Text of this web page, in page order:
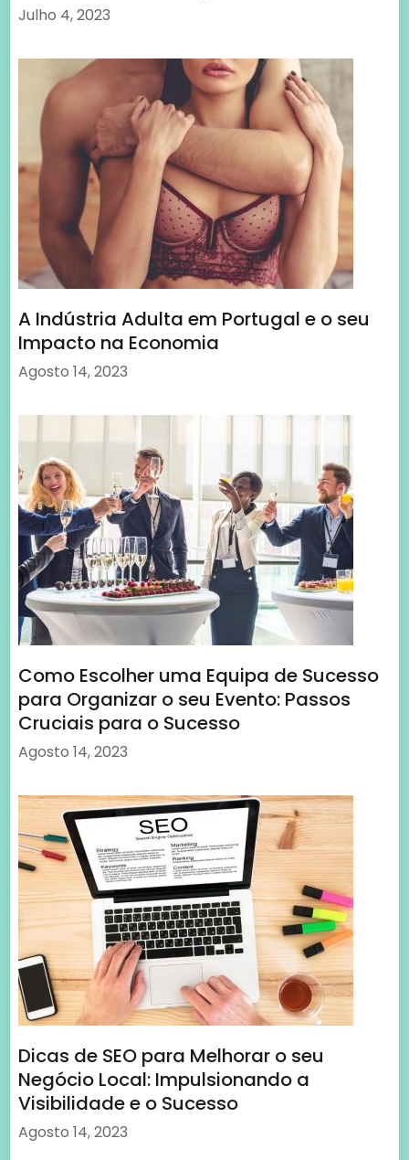
Julho 4, 2023
A Indústria Adulta em Portugal e o seu
Impacto na Economia
Agosto 14, 2023
Como Escolher uma Equipa de Sucesso
para Organizar o seu Evento: Passos
Cruciais para o Sucesso
Agosto 14, 2023
Dicas de SEO para Melhorar o seu
Negócio Local: Impulsionando a
Visibilidade e o Sucesso
Agosto 14, 2023